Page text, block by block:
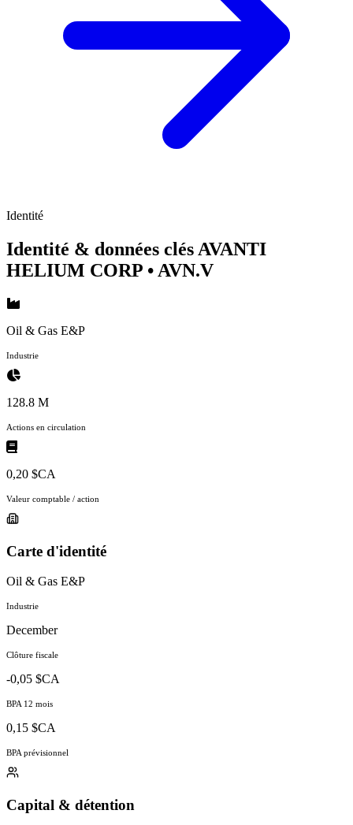
Identité
Identité & données clés AVANTI
HELIUM CORP • AVN.V
Oil & Gas E&P
Industrie
128.8 M
Actions en circulation
0,20 $CA
Valeur comptable / action
Carte d'identité
Oil & Gas E&P
Industrie
December
Clôture fiscale
-0,05 $CA
BPA 12 mois
0,15 $CA
BPA prévisionnel
Capital & détention